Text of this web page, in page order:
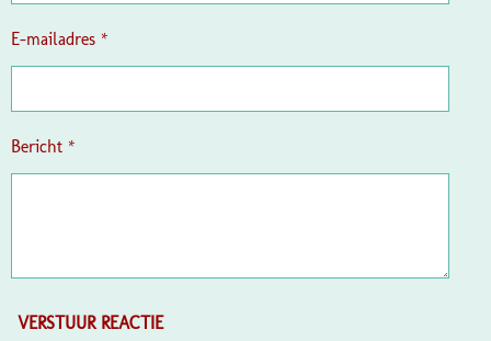
r
e
E-mailadres *
Bericht *
VERSTUUR REACTIE